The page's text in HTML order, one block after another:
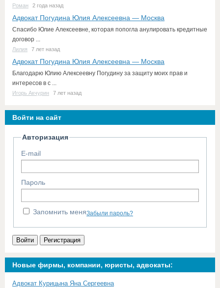
Роман 2 года назад
Адвокат Погудина Юлия Алексеевна — Москва
Спасибо Юлие Алексеевне, которая попогла анулировать кредитные
договор ...
Лилия 7 лет назад
Адвокат Погудина Юлия Алексеевна — Москва
Благодарю Юлию Алексеевну Погудину за защиту моих прав и
интересов в с ...
Игорь Акчурин 7 лет назад
Войти на сайт
Авторизация
E-mail
Пароль
Запомнить меняЗабыли пароль?
Войти Регистрация
Новые фирмы, компании, юристы, адвокаты:
Адвокат Курицына Яна Сергеевна